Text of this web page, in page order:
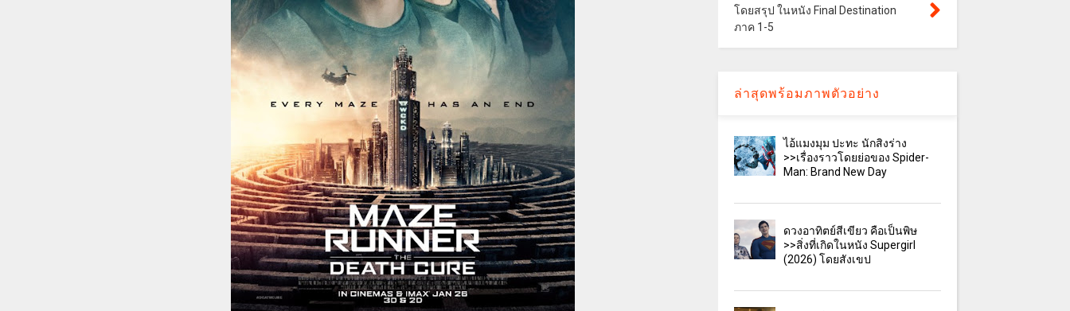
โดยสรุป ในหนัง Final Destination
ภาค 1-5
ล่าสุดพร้อมภาพตัวอย่าง
ไอ้แมงมุม ปะทะ นักสิงร่าง
>>เรื่องราวโดยย่อของ Spider-
Man: Brand New Day
ดวงอาทิตย์สีเขียว คือเป็นพิษ
>>สิ่งที่เกิดในหนัง Supergirl
(2026) โดยสังเขป